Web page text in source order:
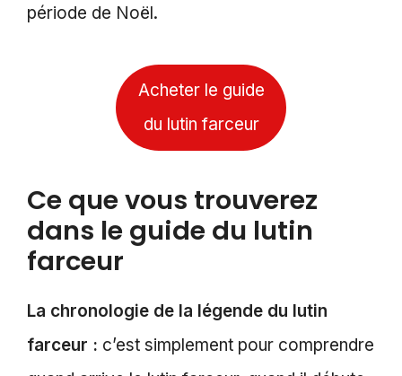
période de Noël.
Acheter le guide
du lutin farceur
Ce que vous trouverez
dans le guide du lutin
farceur
La chronologie de la légende du lutin
farceur : c’est simplement pour comprendre